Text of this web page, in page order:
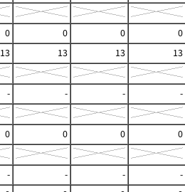
0 0 0
0
13 13 13
13
- - -
-
0 0 0
0
- - -
-